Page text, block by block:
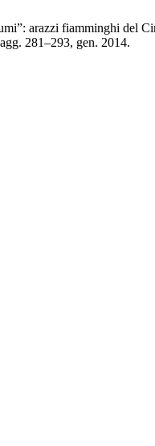
arazzi fiamminghi del
281–293, gen. 2014.